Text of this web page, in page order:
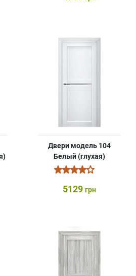
Двери модель 104
Белый (глухая)
5129 грн